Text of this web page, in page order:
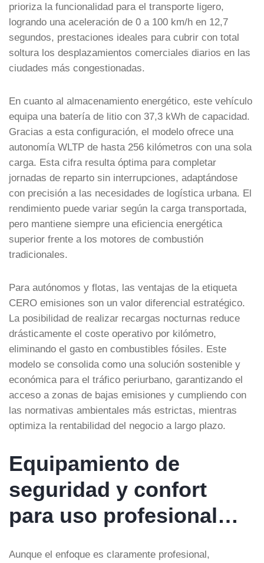
prioriza la funcionalidad para el transporte ligero,
logrando una aceleración de 0 a 100 km/h en 12,7
segundos, prestaciones ideales para cubrir con total
soltura los desplazamientos comerciales diarios en las
ciudades más congestionadas.
En cuanto al almacenamiento energético, este vehículo
equipa una batería de litio con 37,3 kWh de capacidad.
Gracias a esta configuración, el modelo ofrece una
autonomía WLTP de hasta 256 kilómetros con una sola
carga. Esta cifra resulta óptima para completar
jornadas de reparto sin interrupciones, adaptándose
con precisión a las necesidades de logística urbana. El
rendimiento puede variar según la carga transportada,
pero mantiene siempre una eficiencia energética
superior frente a los motores de combustión
tradicionales.
Para autónomos y flotas, las ventajas de la etiqueta
CERO emisiones son un valor diferencial estratégico.
La posibilidad de realizar recargas nocturnas reduce
drásticamente el coste operativo por kilómetro,
eliminando el gasto en combustibles fósiles. Este
modelo se consolida como una solución sostenible y
económica para el tráfico periurbano, garantizando el
acceso a zonas de bajas emisiones y cumpliendo con
las normativas ambientales más estrictas, mientras
optimiza la rentabilidad del negocio a largo plazo.
Equipamiento de
seguridad y confort
para uso profesional…
Aunque el enfoque es claramente profesional,